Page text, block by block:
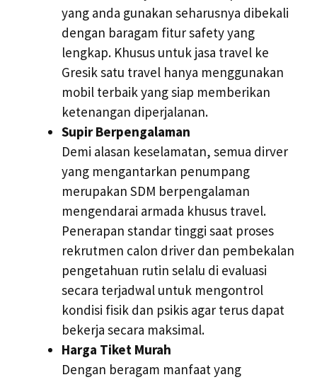
yang anda gunakan seharusnya dibekali
dengan baragam fitur safety yang
lengkap. Khusus untuk jasa travel ke
Gresik satu travel hanya menggunakan
mobil terbaik yang siap memberikan
ketenangan diperjalanan.
Supir Berpengalaman
Demi alasan keselamatan, semua dirver
yang mengantarkan penumpang
merupakan SDM berpengalaman
mengendarai armada khusus travel.
Penerapan standar tinggi saat proses
rekrutmen calon driver dan pembekalan
pengetahuan rutin selalu di evaluasi
secara terjadwal untuk mengontrol
kondisi fisik dan psikis agar terus dapat
bekerja secara maksimal.
Harga Tiket Murah
Dengan beragam manfaat yang